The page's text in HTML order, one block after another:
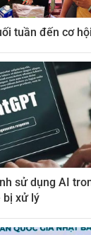
tuần đến cơ
sử dụng AI
bị xử lý